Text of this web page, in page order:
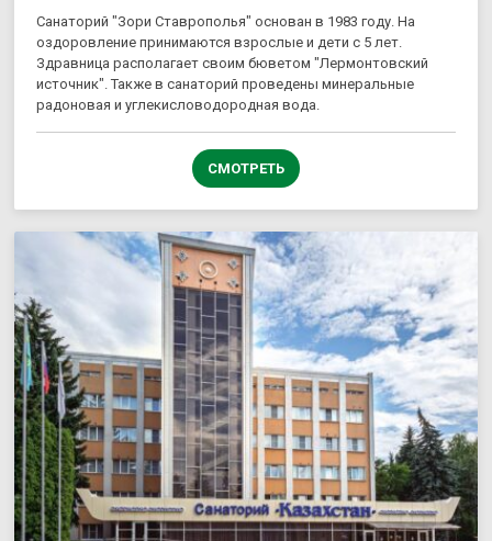
Санаторий "Зори Ставрополья" основан в 1983 году. На
оздоровление принимаются взрослые и дети с 5 лет.
Здравница располагает своим бюветом "Лермонтовский
источник". Также в санаторий проведены минеральные
радоновая и углекисловодородная вода.
СМОТРЕТЬ